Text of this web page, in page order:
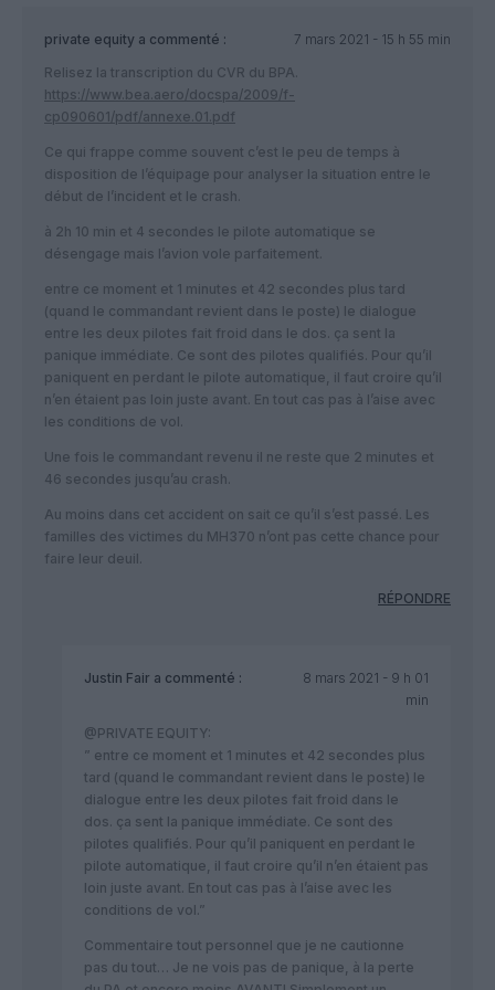
private equity a commenté :
7 mars 2021 - 15 h 55 min
Relisez la transcription du CVR du BPA.
https://www.bea.aero/docspa/2009/f-
cp090601/pdf/annexe.01.pdf
Ce qui frappe comme souvent c’est le peu de temps à
disposition de l’équipage pour analyser la situation entre le
début de l’incident et le crash.
à 2h 10 min et 4 secondes le pilote automatique se
désengage mais l’avion vole parfaitement.
entre ce moment et 1 minutes et 42 secondes plus tard
(quand le commandant revient dans le poste) le dialogue
entre les deux pilotes fait froid dans le dos. ça sent la
panique immédiate. Ce sont des pilotes qualifiés. Pour qu’il
paniquent en perdant le pilote automatique, il faut croire qu’il
n’en étaient pas loin juste avant. En tout cas pas à l’aise avec
les conditions de vol.
Une fois le commandant revenu il ne reste que 2 minutes et
46 secondes jusqu’au crash.
Au moins dans cet accident on sait ce qu’il s’est passé. Les
familles des victimes du MH370 n’ont pas cette chance pour
faire leur deuil.
RÉPONDRE
Justin Fair a commenté :
8 mars 2021 - 9 h 01
min
@PRIVATE EQUITY:
” entre ce moment et 1 minutes et 42 secondes plus
tard (quand le commandant revient dans le poste) le
dialogue entre les deux pilotes fait froid dans le
dos. ça sent la panique immédiate. Ce sont des
pilotes qualifiés. Pour qu’il paniquent en perdant le
pilote automatique, il faut croire qu’il n’en étaient pas
loin juste avant. En tout cas pas à l’aise avec les
conditions de vol.”
Commentaire tout personnel que je ne cautionne
pas du tout… Je ne vois pas de panique, à la perte